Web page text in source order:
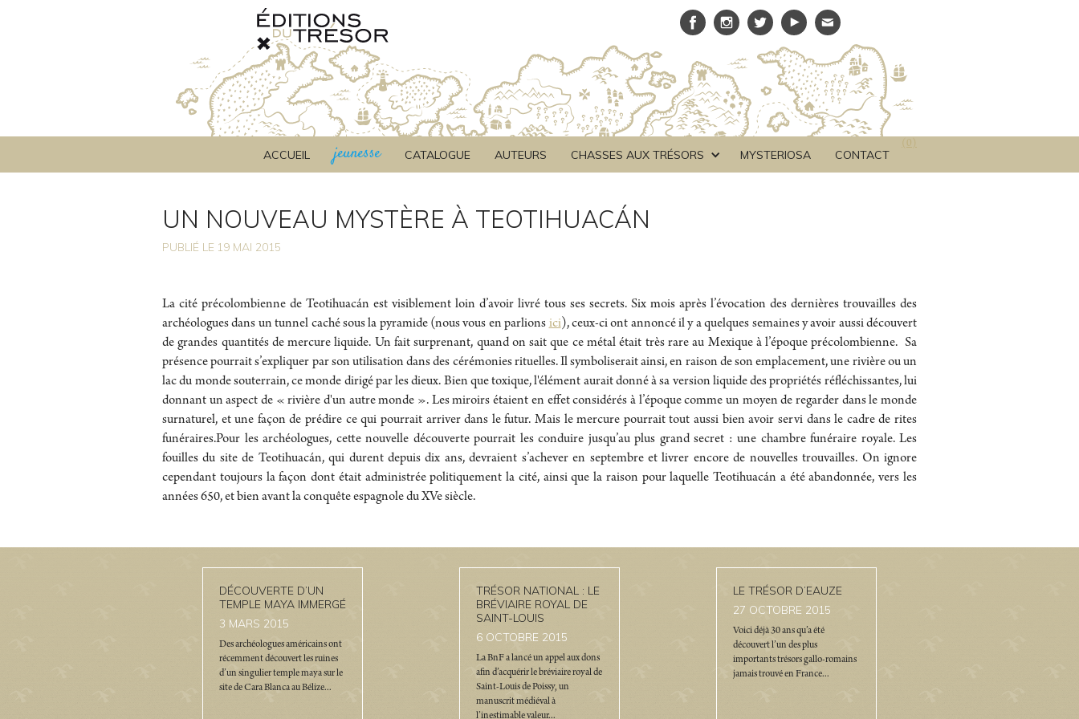
( 0 )
CONTACT
MYSTERIOSA
CHASSES AUX TRÉSORS
AUTEURS
CATALOGUE
jeunesse
ACCUEIL
UN NOUVEAU MYSTÈRE À TEOTIHUACÁN
PUBLIÉ LE 19 MAI 2015
La cité précolombienne de Teotihuacán est visiblement loin d’avoir livré tous ses secrets. Six mois après l’évocation des dernières trouvailles des
archéologues dans un tunnel caché sous la pyramide (nous vous en parlions ici), ceux-ci ont annoncé il y a quelques semaines y avoir aussi découvert
de grandes quantités de mercure liquide. Un fait surprenant, quand on sait que ce métal était très rare au Mexique à l’époque précolombienne. Sa
présence pourrait s’expliquer par son utilisation dans des cérémonies rituelles. Il symboliserait ainsi, en raison de son emplacement, une rivière ou un
lac du monde souterrain, ce monde dirigé par les dieux. Bien que toxique, l'élément aurait donné à sa version liquide des propriétés réfléchissantes, lui
donnant un aspect de « rivière d'un autre monde ». Les miroirs étaient en effet considérés à l’époque comme un moyen de regarder dans le monde
surnaturel, et une façon de prédire ce qui pourrait arriver dans le futur. Mais le mercure pourrait tout aussi bien avoir servi dans le cadre de rites
funéraires.Pour les archéologues, cette nouvelle découverte pourrait les conduire jusqu’au plus grand secret : une chambre funéraire royale. Les
fouilles du site de Teotihuacán, qui durent depuis dix ans, devraient s’achever en septembre et livrer encore de nouvelles trouvailles. On ignore
cependant toujours la façon dont était administrée politiquement la cité, ainsi que la raison pour laquelle Teotihuacán a été abandonnée, vers les
années 650, et bien avant la conquête espagnole du XVe siècle.
DÉCOUVERTE D’UN
TEMPLE MAYA IMMERGÉ
3 MARS 2015
Des archéologues américains ont
récemment découvert les ruines
d’un singulier temple maya sur le
site de Cara Blanca au Bélize...
TRÉSOR NATIONAL : LE
BRÉVIAIRE ROYAL DE
SAINT-LOUIS
6 OCTOBRE 2015
La BnF a lancé un appel aux dons
afin d’acquérir le bréviaire royal de
Saint-Louis de Poissy, un
manuscrit médiéval à
l’inestimable valeur...
LE TRÉSOR D’EAUZE
27 OCTOBRE 2015
Voici déjà 30 ans qu’a été
découvert l’un des plus
importants trésors gallo-romains
jamais trouvé en France...